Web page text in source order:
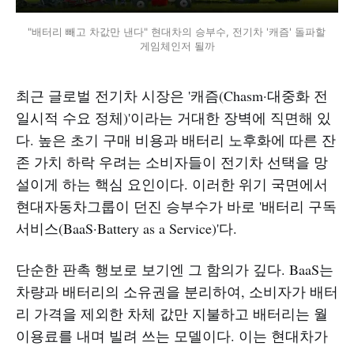
"배터리 빼고 차값만 낸다" 현대차의 승부수, 전기차 '캐즘' 돌파할
게임체인저 될까
최근 글로벌 전기차 시장은 '캐즘(Chasm·대중화 전
일시적 수요 정체)'이라는 거대한 장벽에 직면해 있
다. 높은 초기 구매 비용과 배터리 노후화에 따른 잔
존 가치 하락 우려는 소비자들이 전기차 선택을 망
설이게 하는 핵심 요인이다. 이러한 위기 국면에서
현대자동차그룹이 던진 승부수가 바로 '배터리 구독
서비스(BaaS·Battery as a Service)'다.
단순한 판촉 행보로 보기엔 그 함의가 깊다. BaaS는
차량과 배터리의 소유권을 분리하여, 소비자가 배터
리 가격을 제외한 차체 값만 지불하고 배터리는 월
이용료를 내며 빌려 쓰는 모델이다. 이는 현대차가